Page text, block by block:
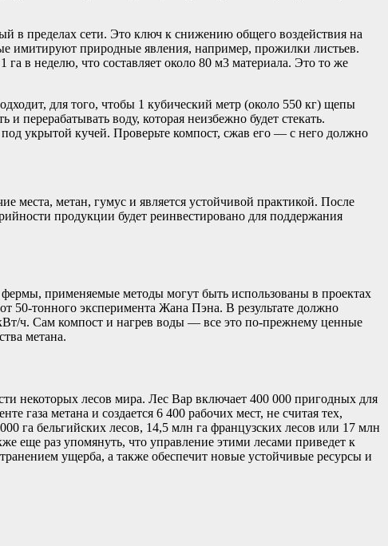
в пределах сети. Это ключ к снижению общего воздействия на
имитируют природные явления, например, прожилки листьев.
в неделю, что составляет около 80 м3 материала. Это то же
для того, чтобы 1 кубический метр (около 550 кг) щепы
перерабатывать воду, которая неизбежно будет стекать.
укрытой кучей. Проверьте компост, сжав его — с него должно
места, метан, гумус и является устойчивой практикой. После
продукции будет реинвестировано для поддержания
применяемые методы могут быть использованы в проектах
50-тонного эксперимента Жана Пэна. В результате должно
ч. Сам компост и нагрев воды — все это по-прежнему ценные
метана.
некоторых лесов мира. Лес Вар включает 400 000 пригодных для
газа метана и создается 6 400 рабочих мест, не считая тех,
га бельгийских лесов, 14,5 млн га французских лесов или 17 млн
еще раз упомянуть, что управление этими лесами приведет к
ущерба, а также обеспечит новые устойчивые ресурсы и